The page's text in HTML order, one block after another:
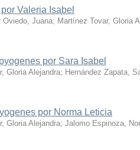
Valeria Isabel
Oviedo, Juana; Martínez Tovar, Gloria
por Sara Isabel
Gloria Alejandra; Hernández Zapata,
por Norma Leticia
Gloria Alejandra; Jalomo Espinoza,